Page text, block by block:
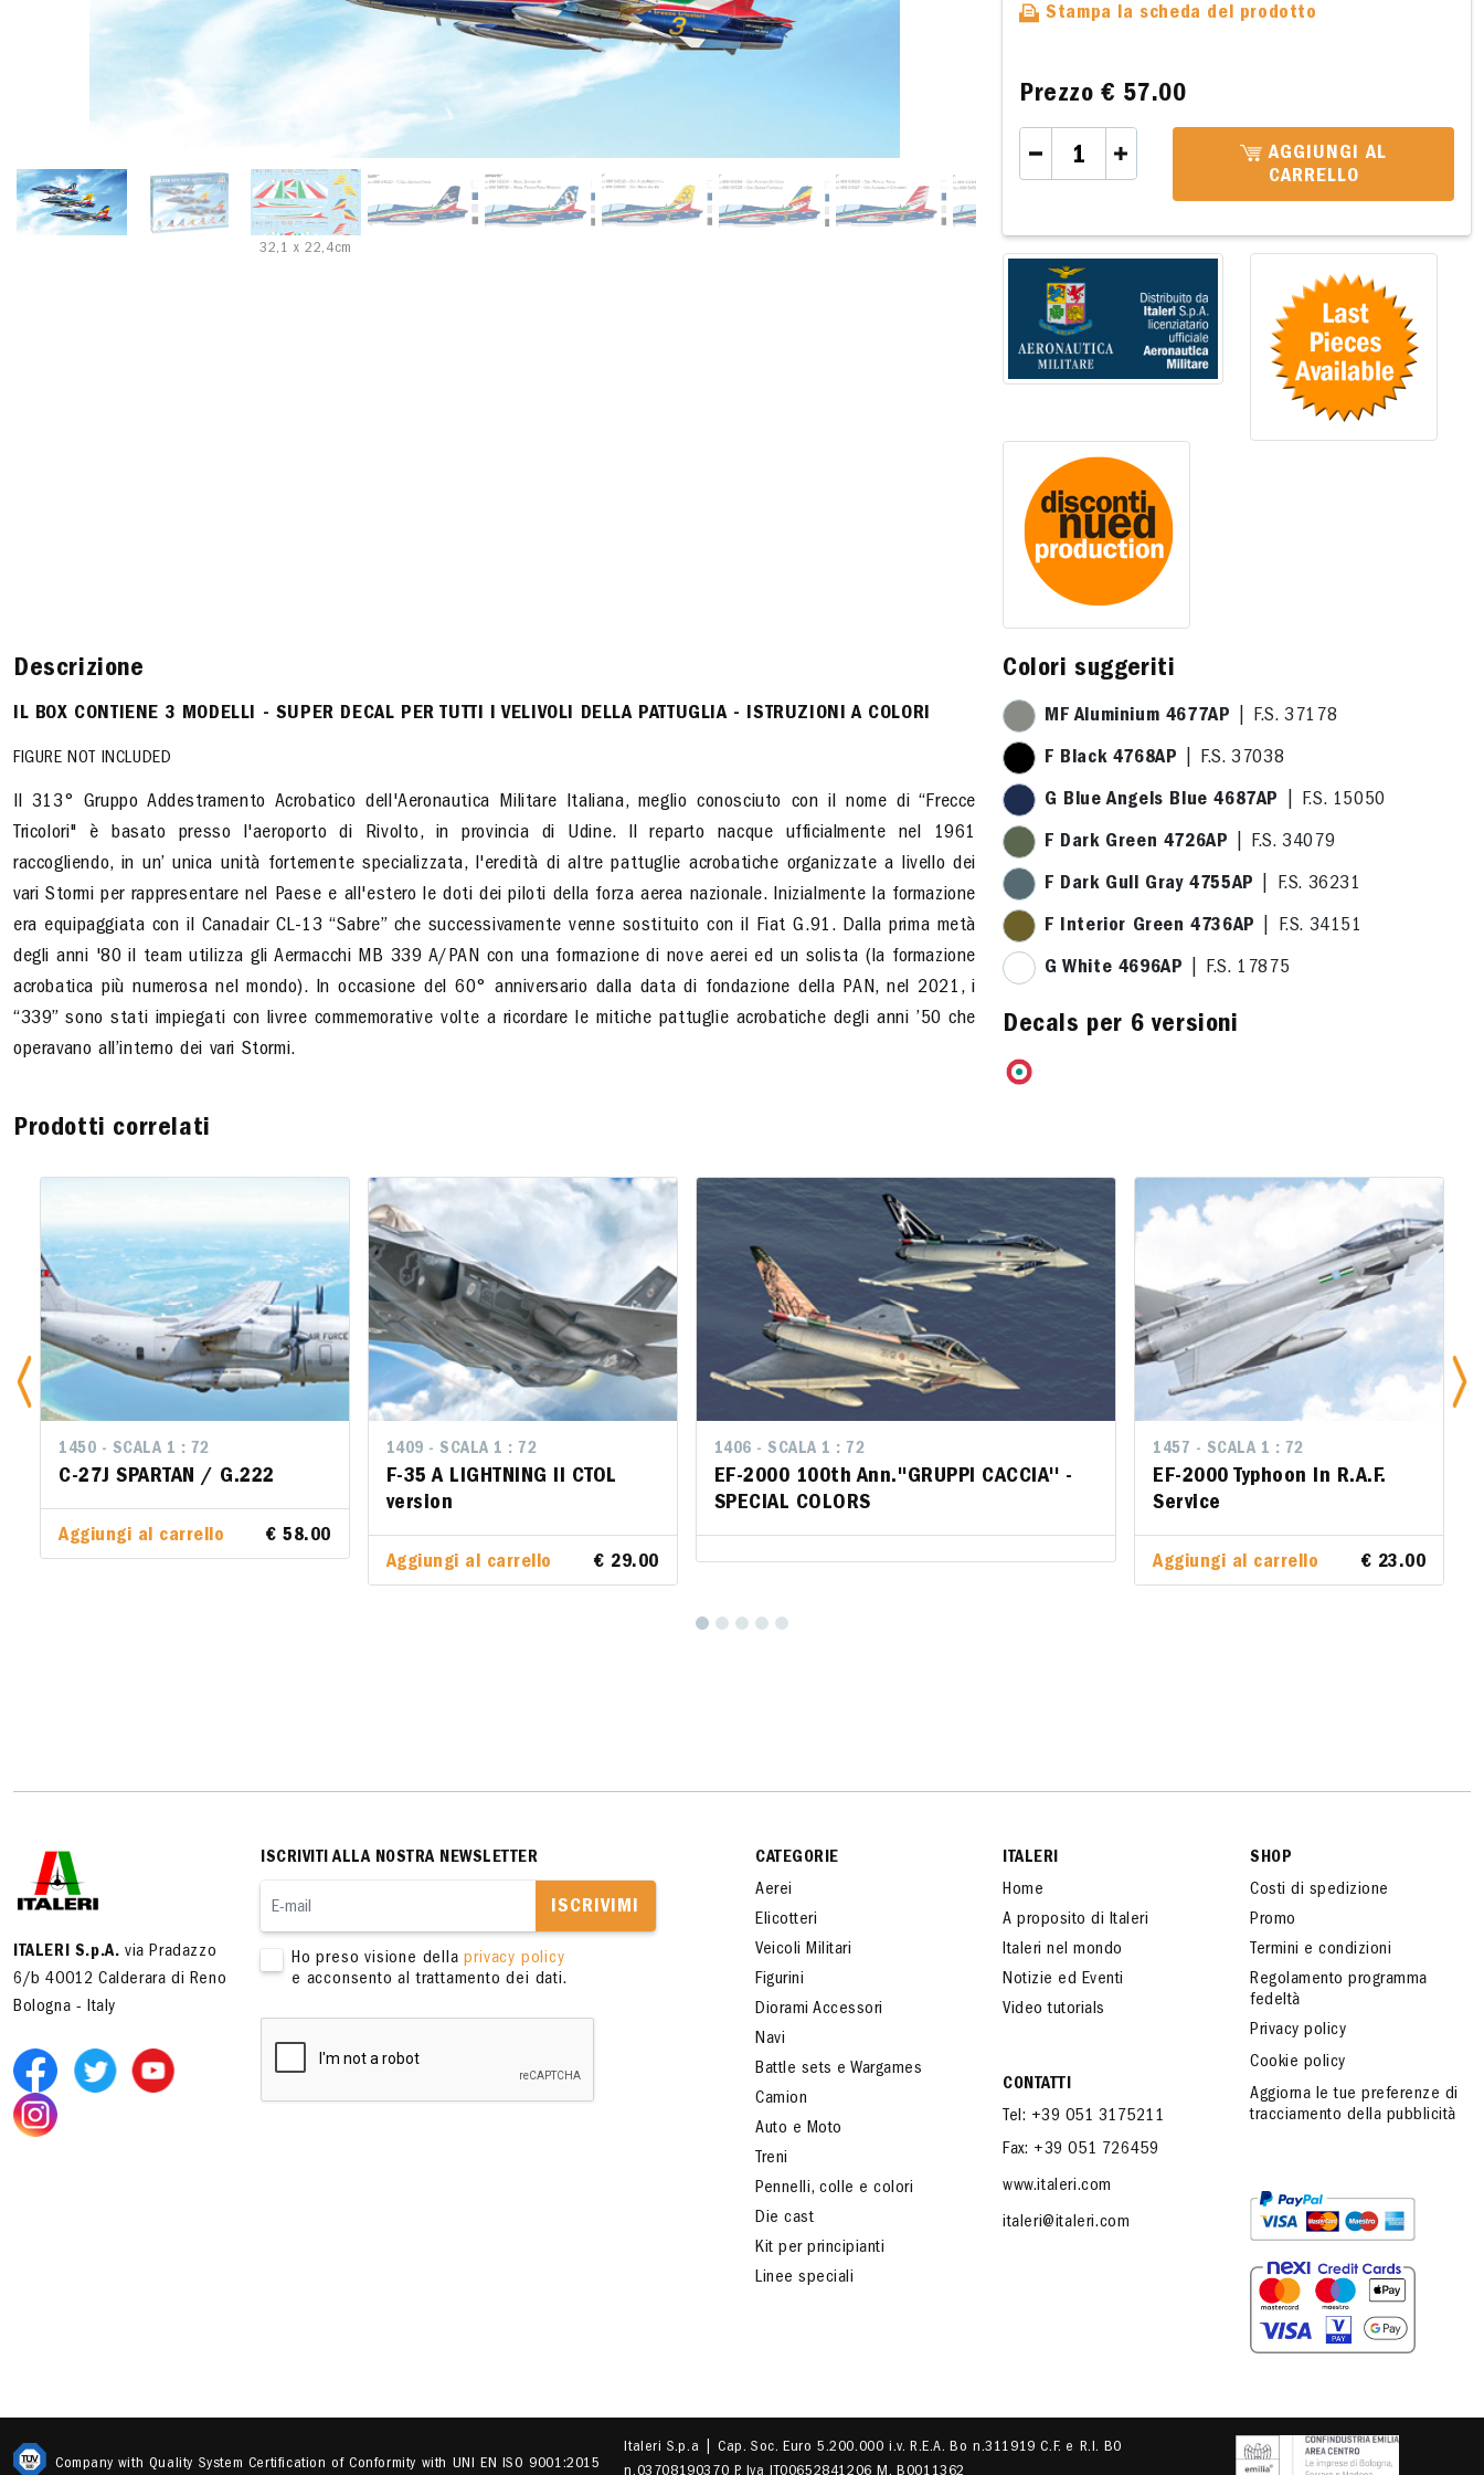
32,1 x 22,4cm
Stampa la scheda del prodotto
Prezzo€ 57.00
AGGIUNGI AL
CARRELLO
Descrizione
IL BOX CONTIENE 3 MODELLI - SUPER DECAL PER TUTTI I VELIVOLI DELLA PATTUGLIA - ISTRUZIONI A COLORI
FIGURE NOT INCLUDED
Il 313° Gruppo Addestramento Acrobatico dell'Aeronautica Militare Italiana, meglio conosciuto con il nome di “Frecce
Tricolori" è basato presso l'aeroporto di Rivolto, in provincia di Udine. Il reparto nacque ufficialmente nel 1961
raccogliendo, in un’ unica unità fortemente specializzata, l'eredità di altre pattuglie acrobatiche organizzate a livello dei
vari Stormi per rappresentare nel Paese e all'estero le doti dei piloti della forza aerea nazionale. Inizialmente la formazione
era equipaggiata con il Canadair CL-13 “Sabre” che successivamente venne sostituito con il Fiat G.91. Dalla prima metà
degli anni '80 il team utilizza gli Aermacchi MB 339 A/PAN con una formazione di nove aerei ed un solista (la formazione
acrobatica più numerosa nel mondo). In occasione del 60° anniversario dalla data di fondazione della PAN, nel 2021, i
“339” sono stati impiegati con livree commemorative volte a ricordare le mitiche pattuglie acrobatiche degli anni ’50 che
operavano all’interno dei vari Stormi.
Colori suggeriti
MF Aluminium 4677AP | F.S. 37178
F Black 4768AP | F.S. 37038
G Blue Angels Blue 4687AP | F.S. 15050
F Dark Green 4726AP | F.S. 34079
F Dark Gull Gray 4755AP | F.S. 36231
F Interior Green 4736AP | F.S. 34151
G White 4696AP | F.S. 17875
Decals per 6 versioni
Prodotti correlati
1450 - SCALA 1 : 72
C-27J SPARTAN / G.222
Aggiungi al carrello € 58.00
1409 - SCALA 1 : 72
F-35 A LIGHTNING II CTOL
version
Aggiungi al carrello € 29.00
1406 - SCALA 1 : 72
EF-2000 100th Ann.''GRUPPI CACCIA'' -
SPECIAL COLORS
1457 - SCALA 1 : 72
EF-2000 Typhoon In R.A.F.
Service
Aggiungi al carrello € 23.00
1409 - SCALA 1 : 72
F-35 A LIGHTNING II CTOL
version
Aggiungi al carrello € 29.00
1406 - SCALA 1 : 72
EF-2000 100th Ann.''GRUPPI CACCIA'' -
SPECIAL COLORS
1457 - SCALA 1 : 72
EF-2000 Typhoon In R.A.F.
Service
Aggiungi al carrello € 23.00
ITALERI S.p.A. via Pradazzo
6/b 40012 Calderara di Reno
Bologna - Italy
ISCRIVITI ALLA NOSTRA NEWSLETTER
ISCRIVIMI
Ho preso visione dellaprivacy policy
e acconsento al trattamento dei dati.
CATEGORIE
Aerei
Elicotteri
Veicoli Militari
Figurini
Diorami Accessori
Navi
Battle sets e Wargames
Camion
Auto e Moto
Treni
Pennelli, colle e colori
Die cast
Kit per principianti
Linee speciali
ITALERI
Home
A proposito di Italeri
Italeri nel mondo
Notizie ed Eventi
Video tutorials
CONTATTI
Tel: +39 051 3175211
Fax: +39 051 726459
www.italeri.com
italeri@italeri.com
SHOP
Costi di spedizione
Promo
Termini e condizioni
Regolamento programma
fedeltà
Privacy policy
Cookie policy
Aggiorna le tue preferenze di
tracciamento della pubblicità
Company with Quality System Certification of Conformity with UNI EN ISO 9001:2015
Italeri S.p.a | Cap. Soc. Euro 5.200.000 i.v. R.E.A. Bo n.311919 C.F. e R.I. BO
n.03708190370 P. Iva IT00652841206 M. B0011362